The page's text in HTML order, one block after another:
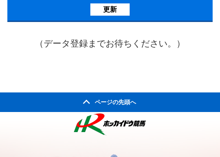
更新
（データ登録までお待ちください。）
ページの先頭へ